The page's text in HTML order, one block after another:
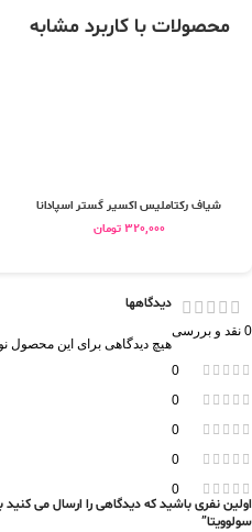
محصولات با کاربرد مشابه
شیاف رکتاملیس اکسیر گستر اسپادانا
320,000 تومان
0 نقد و بررسی
0
0
0
0
0
دیدگاهها
هیچ دیدگاهی برای این محصول
سولوویتا”